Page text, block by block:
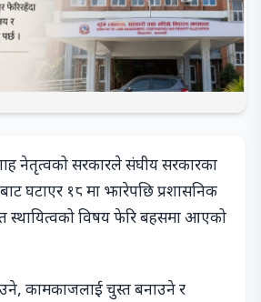
नेतृत्वको सरकारले संघीय सरकारका
बाट घटाएर १८ मा झारेपछि प्रशासनिक
स्थायित्वको विषय फेरि बहसमा आएको
कामकाजलाई चुस्त बनाउने र